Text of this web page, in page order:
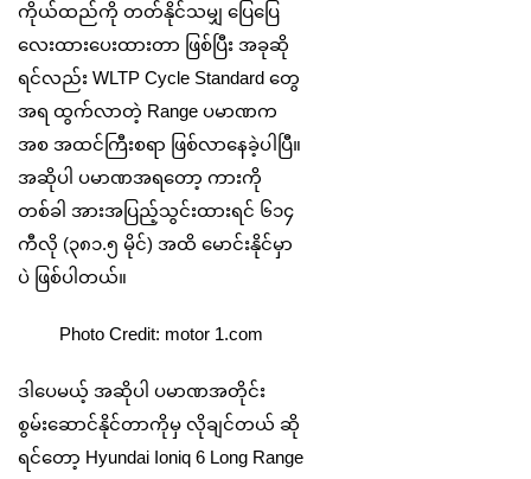
ကိုယ်ထည်ကို တတ်နိုင်သမျှ ပြေပြေ
လေးထားပေးထားတာ ဖြစ်ပြီး အခုဆို
ရင်လည်း WLTP Cycle Standard တွေ
အရ ထွက်လာတဲ့ Range ပမာဏက
အစ အထင်ကြီးစရာ ဖြစ်လာနေခဲ့ပါပြီ။
အဆိုပါ ပမာဏအရတော့ ကားကို
တစ်ခါ အားအပြည့်သွင်းထားရင် ၆၁၄
ကီလို (၃၈၁.၅ မိုင်) အထိ မောင်းနိုင်မှာ
ပဲ ဖြစ်ပါတယ်။
Photo Credit: motor 1.com
ဒါပေမယ့် အဆိုပါ ပမာဏအတိုင်း
စွမ်းဆောင်နိုင်တာကိုမှ လိုချင်တယ် ဆို
ရင်တော့ Hyundai Ioniq 6 Long Range